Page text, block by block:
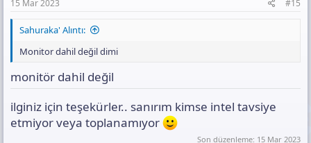
15 Mar 2023 #15
Sahuraka' Alıntı:
Monitor dahil değil dimi
monitör dahil değil
ilginiz için teşekürler.. sanırım kimse intel tavsiye
etmiyor veya toplanamıyor
Son düzenleme: 15 Mar 2023